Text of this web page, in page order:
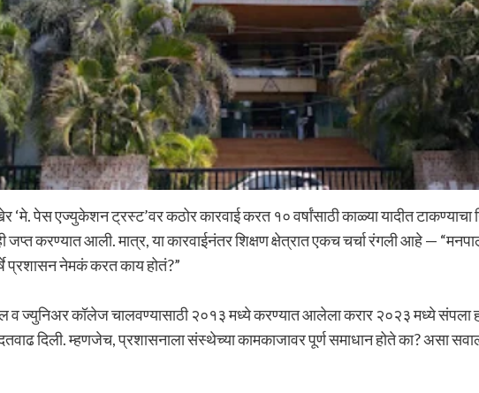
पेस एज्युकेशन ट्रस्ट’वर कठोर कारवाई करत १० वर्षांसाठी काळ्या यादीत टाकण्याचा
जप्त करण्यात आली. मात्र, या कारवाईनंतर शिक्षण क्षेत्रात एकच चर्चा रंगली आहे —
प्रशासन नेमकं करत काय होतं?”
व ज्युनिअर कॉलेज चालवण्यासाठी २०१३ मध्ये करण्यात आलेला करार २०२३ मध्ये संपला
दिली. म्हणजेच, प्रशासनाला संस्थेच्या कामकाजावर पूर्ण समाधान होते का? असा